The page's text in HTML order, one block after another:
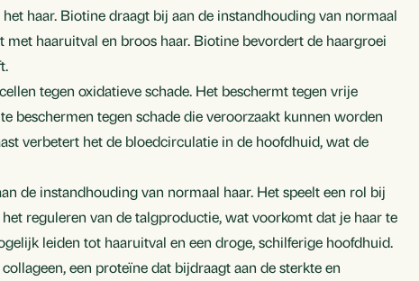
haar. Biotine draagt bij aan de instandhouding van normaal
haaruitval en broos haar. Biotine bevordert de haargroei
tegen oxidatieve schade. Het beschermt tegen vrije
beschermen tegen schade die veroorzaakt kunnen worden
verbetert het de bloedcirculatie in de hoofdhuid, wat de
de instandhouding van normaal haar. Het speelt een rol bij
reguleren van de talgproductie, wat voorkomt dat je haar te
leiden tot haaruitval en een droge, schilferige hoofdhuid.
een proteïne dat bijdraagt aan de sterkte en